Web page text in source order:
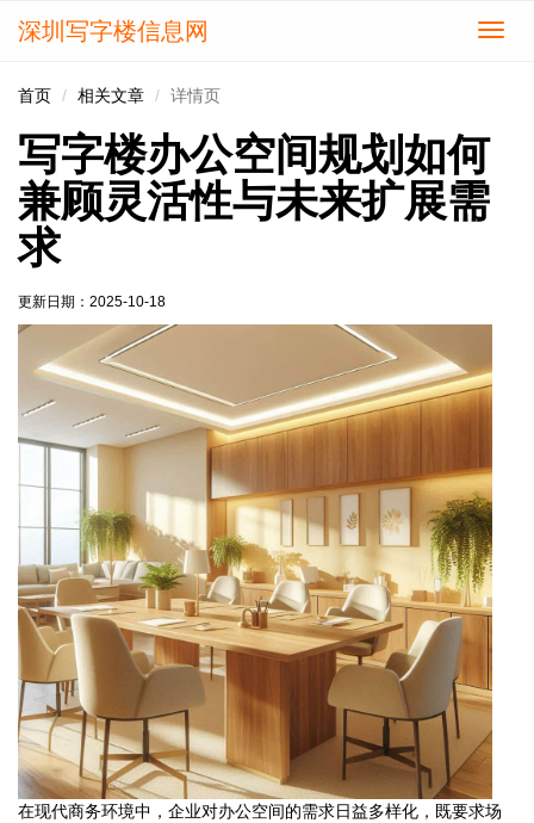
切
深圳写字楼信息网
首页 相关文章 详情页
写字楼办公空间规划如何
兼顾灵活性与未来扩展需
求
更新日期： 2025-10-18
在现代商务环境中，企业对办公空间的需求日益多样化，既要求场